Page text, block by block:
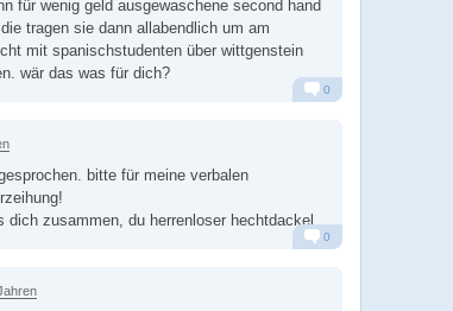
für wenig geld ausgewaschene second hand
tragen sie dann allabendlich um am
mit spanischstudenten über wittgenstein
wär das was für dich?
0
bitte für meine verbalen
dich zusammen, du herrenloser hechtdackel
0